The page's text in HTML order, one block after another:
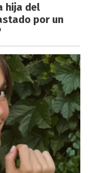
hija del
por un